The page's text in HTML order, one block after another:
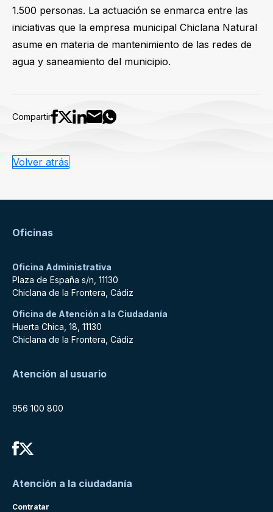
1.500 personas. La actuación se enmarca entre las
iniciativas que la empresa municipal Chiclana Natural
asume en materia de mantenimiento de las redes de
agua y saneamiento del municipio.
Compartir
Volver atrás
Oficinas
Oficina Administrativa
Plaza de España s/n, 11130
Chiclana de la Frontera, Cádiz
Oficina de Atención a la Ciudadanía
Huerta Chica, 18, 11130
Chiclana de la Frontera, Cádiz
Atención al usuario
956 100 800
Atención a la ciudadanía
Contratar